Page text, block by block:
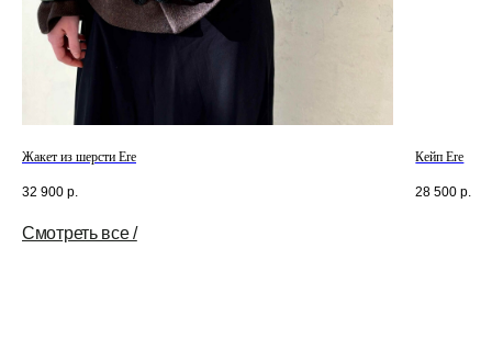
Жакет из шерсти Ere
32 900 р.
Кейп Ere
28 500 р.
Смотреть все /